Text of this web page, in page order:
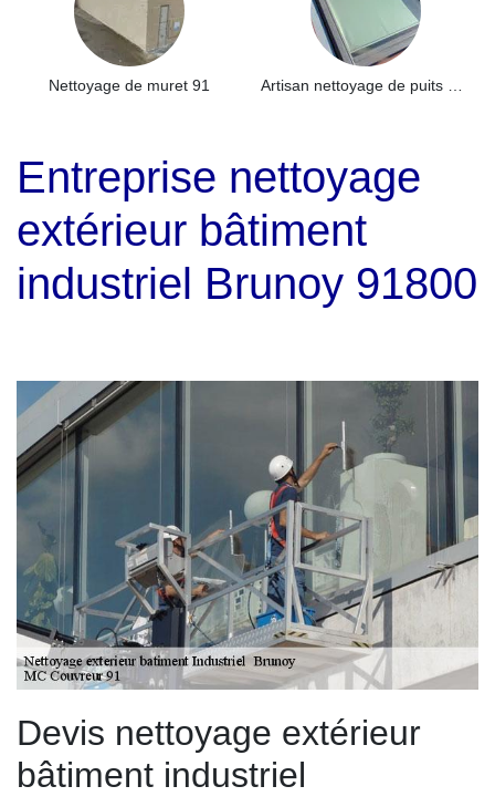
Nettoyage de muret 91
Entreprise nettoyage
extérieur bâtiment
industriel Brunoy 91800
Devis nettoyage extérieur
bâtiment industriel